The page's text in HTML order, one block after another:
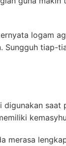
logam
Sungguh tiap-
saat
merasa